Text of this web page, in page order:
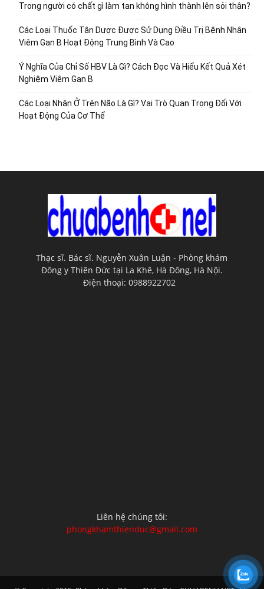
Trong người có chất gì làm tan không hình thành lên sỏi thận?
Các Loại Thuốc Tân Dược Được Sử Dụng Điều Trị Bệnh Nhân
Viêm Gan B Hoạt Động Trung Bình Và Cao
Ý Nghĩa Của Chỉ Số HBV Là Gì? Cách Đọc Và Hiểu Kết Quả Xét
Nghiệm Viêm Gan B
Các Loại Nhân Ở Trên Não Là Gì? Vai Trò Quan Trọng Đối Với
Hoạt Động Của Cơ Thể
Thạc sĩ. Bác sĩ. Nguyễn Xuân Luận - Phòng khám
Đông y Thiên Đức tại La Khê, Hà Đông, Hà Nội.
Điện thoại: 0988922702
Liên hệ chúng tôi:
phongkhamthienduc@gmail.com